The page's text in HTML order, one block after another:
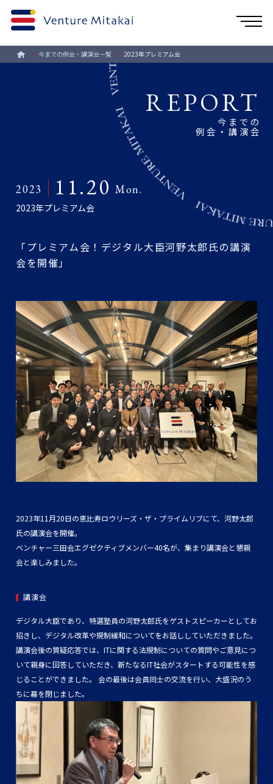
今までの例会・講演会一覧 2023年プレミアム会
REPORT
今までの
例会・講演会
2023 11.20 Mon.
2023年プレミアム会
「プレミアム会！デジタル大臣河野太郎氏の講演
会を開催」
2023年11月20日の恵比寿ロウリーズ・ザ・プライムリブにて、河野太郎
氏の講演会を開催。
ベンチャー三田会エグゼクティブメンバー40名が、集まり講演会と懇親
会と楽しみました。
講演会
デジタル大臣であり、特選塾員の河野太郎氏をゲストスピーカーとしてお
招きし、デジタル改革や規制緩和についてをお話ししていただきました。
講演会後の質疑応答では、ITに関する法規制についての質問やご意見につ
いて親身に回答していただき、新たなるIT社会がスタートする可能性を感
じることができました。 会の最後は会員同士の交流を行い、大盛況のう
ちに幕を閉じました。